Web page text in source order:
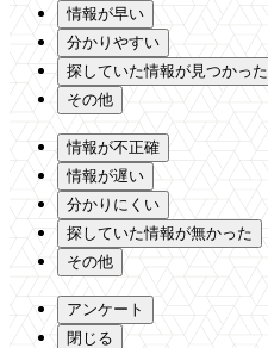
情報が早い
分かりやすい
探していた情報が見つかった
その他
情報が不正確
情報が遅い
分かりにくい
探していた情報が無かった
その他
アンケート
閉じる